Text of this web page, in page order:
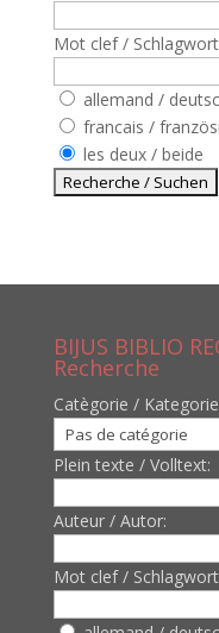
Mot clef /
allemand /
francais /
les deux / beide
BIJUS BIBLIO
Recherche
Catègorie /
Plein texte / Volltext:
Auteur / Autor:
Mot clef /